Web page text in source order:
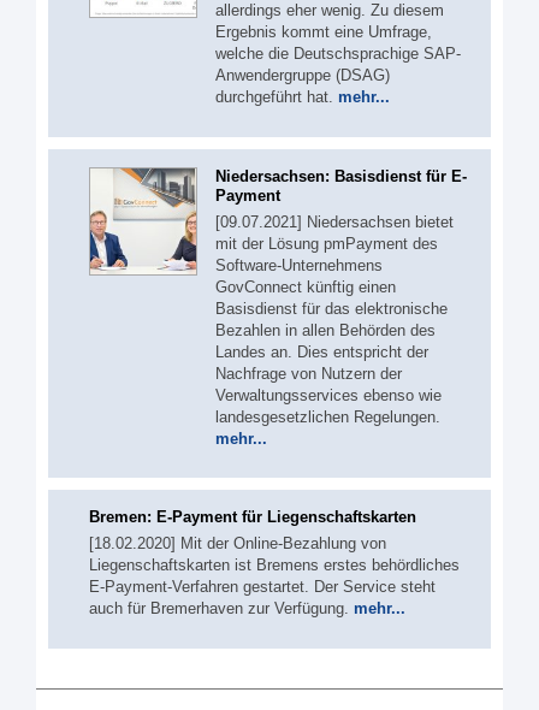
allerdings eher wenig. Zu diesem
Ergebnis kommt eine Umfrage,
welche die Deutschsprachige SAP-
Anwendergruppe (DSAG)
durchgeführt hat. mehr...
Niedersachsen: Basisdienst für E-
Payment
[09.07.2021] Niedersachsen bietet
mit der Lösung pmPayment des
Software-Unternehmens
GovConnect künftig einen
Basisdienst für das elektronische
Bezahlen in allen Behörden des
Landes an. Dies entspricht der
Nachfrage von Nutzern der
Verwaltungsservices ebenso wie
landesgesetzlichen Regelungen.
mehr...
Bremen: E-Payment für Liegenschaftskarten
[18.02.2020] Mit der Online-Bezahlung von
Liegenschaftskarten ist Bremens erstes behördliches
E-Payment-Verfahren gestartet. Der Service steht
auch für Bremerhaven zur Verfügung. mehr...